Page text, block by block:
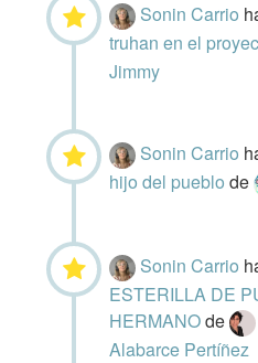
Sonin Carrio
truhan en el
Jimmy
Sonin Carrio
hijo del pueblode
Sonin Carrio
ESTERILLA DE
HERMANOde
Alabarce Pertíñez